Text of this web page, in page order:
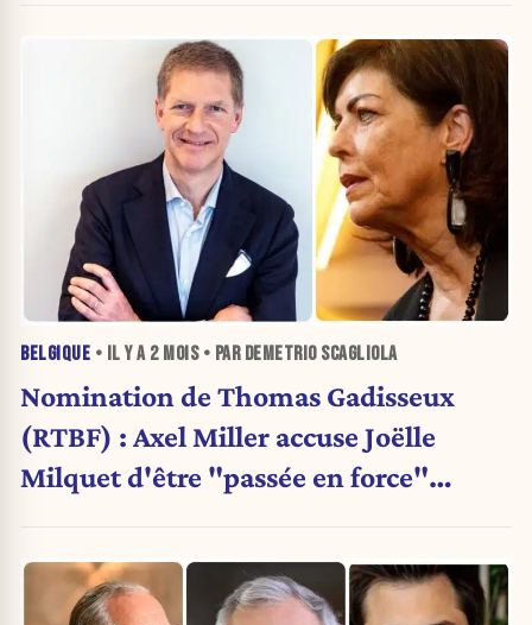
BELGIQUE • IL Y A 2 MOIS• PAR DEMETRIO SCAGLIOLA
Nomination de Thomas Gadisseux
(RTBF) : Axel Miller accuse Joëlle
Milquet d'être "passée en force"